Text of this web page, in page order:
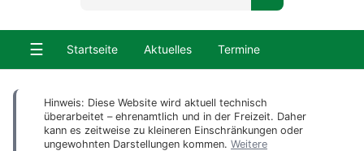
☰ Startseite Aktuelles Termine
Hinweis: Diese Website wird aktuell technisch
überarbeitet – ehrenamtlich und in der Freizeit. Daher
kann es zeitweise zu kleineren Einschränkungen oder
ungewohnten Darstellungen kommen. Weitere